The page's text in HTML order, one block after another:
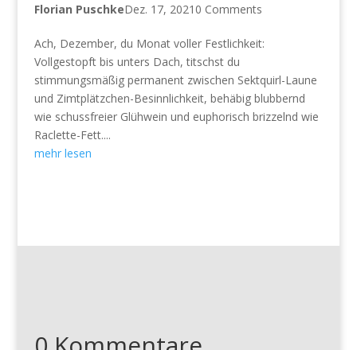
Florian PuschkeDez. 17, 2021 0 Comments
Ach, Dezember, du Monat voller Festlichkeit:
Vollgestopft bis unters Dach, titschst du
stimmungsmäßig permanent zwischen Sektquirl-Laune
und Zimtplätzchen-Besinnlichkeit, behäbig blubbernd
wie schussfreier Glühwein und euphorisch brizzelnd wie
Raclette-Fett....
mehr lesen